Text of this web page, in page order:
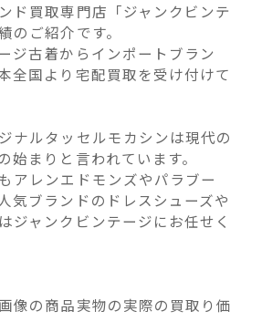
ド買取専門店「ジャンクビンテ
のご紹介です。
ジ古着からインポートブラン
全国より宅配買取を受け付けて
ナルタッセルモカシンは現代の
始まりと言われています。
アレンエドモンズやパラブー
気ブランドのドレスシューズや
ジャンクビンテージにお任せく
像の商品実物の実際の買取り価